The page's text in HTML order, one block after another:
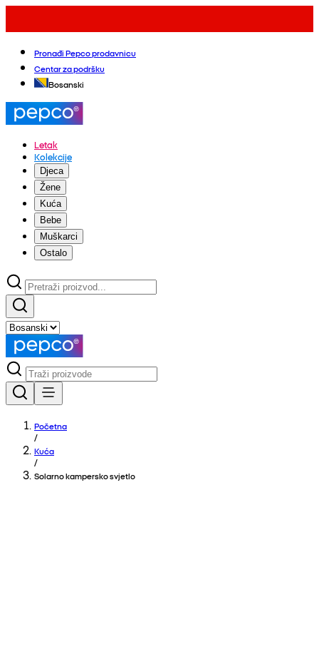
Pronađi Pepco prodavnicu
Centar za podršku
Bosanski
Letak
Kolekcije
Djeca
Žene
Kuća
Bebe
Muškarci
Ostalo
Početna
/
Kuća
/
Solarno kampersko svjetlo